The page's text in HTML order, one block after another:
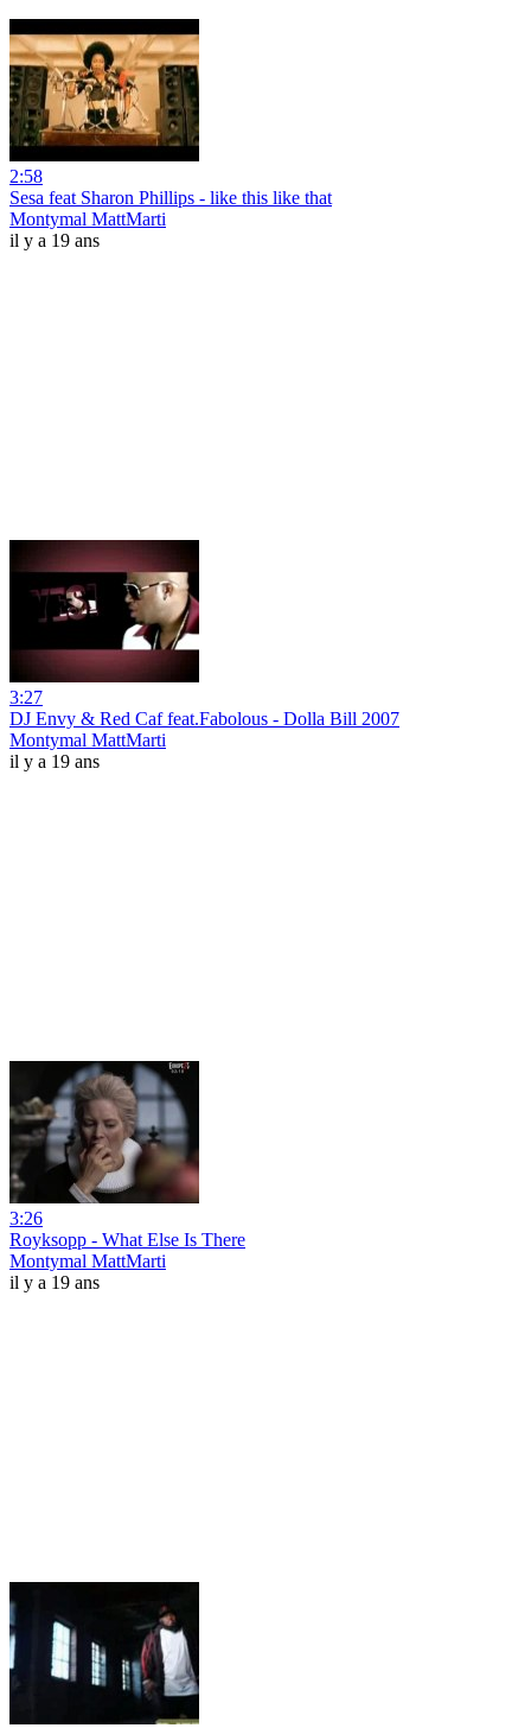
2:58
Sesa feat Sharon Phillips - like this like that
Montymal MattMarti
il y a 19 ans
3:27
DJ Envy & Red Caf feat.Fabolous - Dolla Bill 2007
Montymal MattMarti
il y a 19 ans
3:26
Royksopp - What Else Is There
Montymal MattMarti
il y a 19 ans